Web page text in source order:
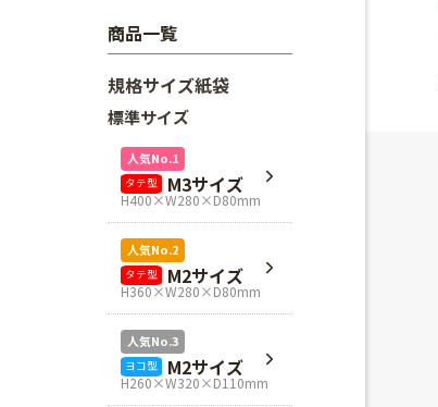
商品一覧
規格サイズ紙袋
標準サイズ
人気No.1
タテ型 M3サイズ
H400×W280×D80mm
人気No.2
タテ型 M2サイズ
H360×W280×D80mm
人気No.3
ヨコ型 M2サイズ
H260×W320×D110mm